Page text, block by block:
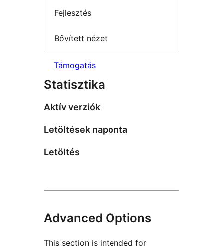
Fejlesztés
Bővített nézet
Támogatás
Statisztika
Aktív verziók
Letöltések naponta
Letöltés
Advanced Options
This section is intended for